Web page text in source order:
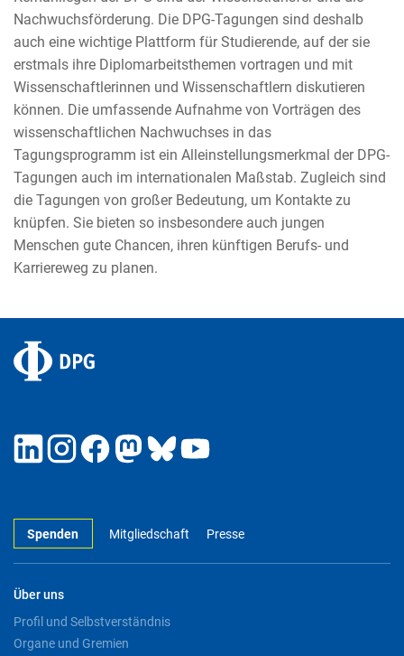
Nachwuchsförderung. Die DPG-Tagungen sind deshalb
auch eine wichtige Plattform für Studierende, auf der sie
erstmals ihre Diplomarbeitsthemen vortragen und mit
Wissenschaftlerinnen und Wissenschaftlern diskutieren
können. Die umfassende Aufnahme von Vorträgen des
wissenschaftlichen Nachwuchses in das
Tagungsprogramm ist ein Alleinstellungsmerkmal der DPG-
Tagungen auch im internationalen Maßstab. Zugleich sind
die Tagungen von großer Bedeutung, um Kontakte zu
knüpfen. Sie bieten so insbesondere auch jungen
Menschen gute Chancen, ihren künftigen Berufs- und
Karriereweg zu planen.
Spenden Mitgliedschaft Presse
Über uns
Profil und Selbstverständnis
Organe und Gremien